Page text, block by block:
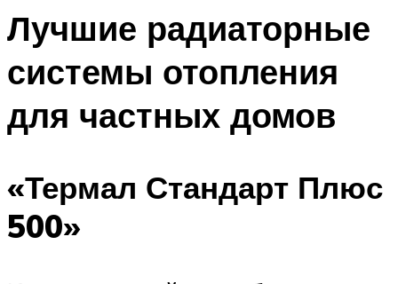
Лучшие радиаторные
системы отопления
для частных домов
«Термал Стандарт Плюс
500»